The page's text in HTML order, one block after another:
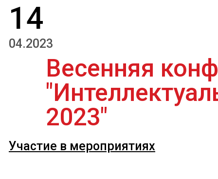
14
04.2023
Весенняя
2023"
Участие в мероприятиях